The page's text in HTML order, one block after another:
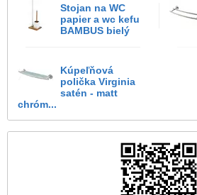
Stojan na WC
papier a wc kefu
BAMBUS bielý
Kúpeľňová
polička Virginia
satén - matt
chróm...